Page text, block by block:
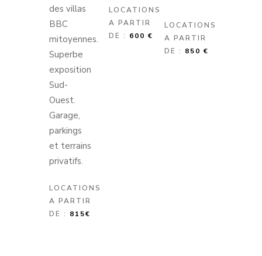
des villas
BBC
mitoyennes.
Superbe
exposition
Sud-
Ouest.
Garage,
parkings
et terrains
privatifs.
LOCATIONS
A PARTIR
DE : 815€
LOCATIONS
A PARTIR
DE : 600 €
LOCATIONS
A PARTIR
DE : 850 €